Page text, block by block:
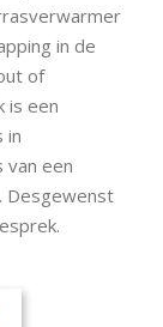
in de
of
is een
in
van een
Desgewenst